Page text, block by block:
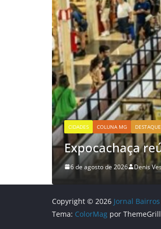
CIDADES COLUNA MG
Missão do
6 de agosto de 2026
Copyright © 2026 Jornal
Tema: ColorMag por